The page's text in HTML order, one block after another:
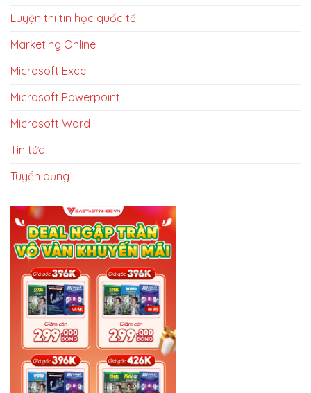
Luyện thi tin học quốc tế
Marketing Online
Microsoft Excel
Microsoft Powerpoint
Microsoft Word
Tin tức
Tuyển dụng